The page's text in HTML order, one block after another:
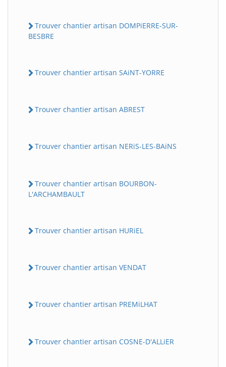
Trouver chantier artisan DOMPiERRE-SUR-
BESBRE
Trouver chantier artisan SAiNT-YORRE
Trouver chantier artisan ABREST
Trouver chantier artisan NERiS-LES-BAiNS
Trouver chantier artisan BOURBON-
L'ARCHAMBAULT
Trouver chantier artisan HURiEL
Trouver chantier artisan VENDAT
Trouver chantier artisan PREMiLHAT
Trouver chantier artisan COSNE-D'ALLiER